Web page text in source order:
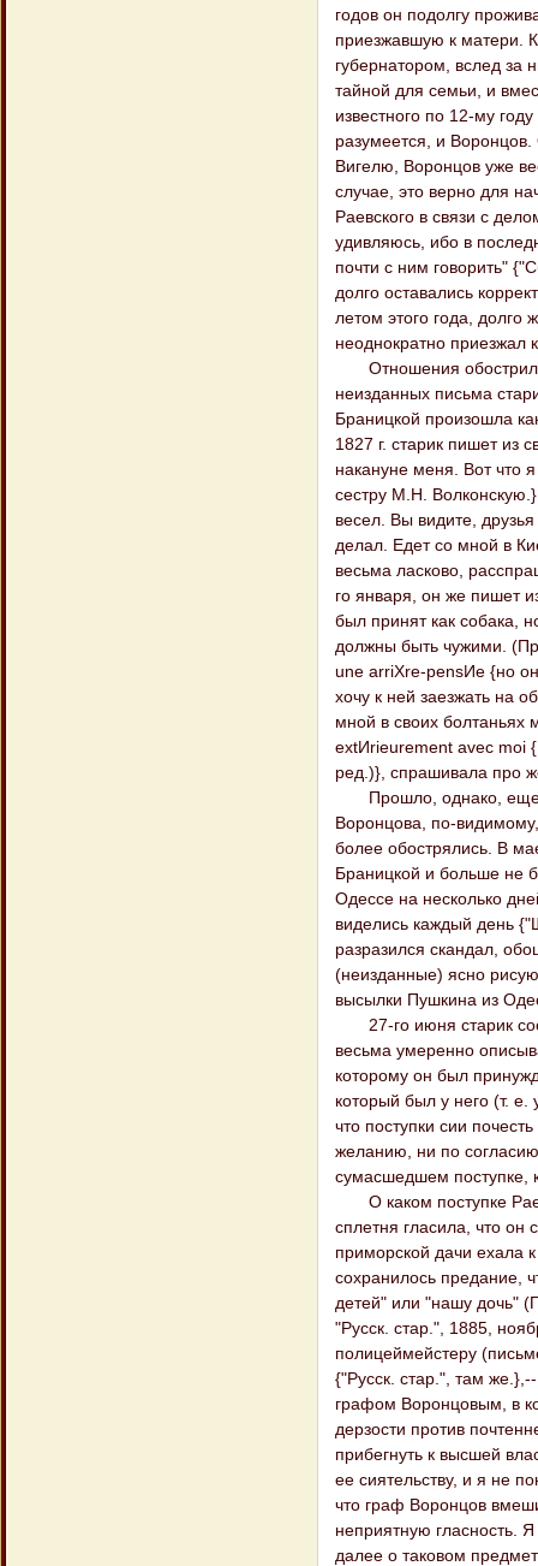
годов он подолгу
приезжавшую к матери.
губернатором, вслед за
тайной для семьи, и
известного по 12-му
разумеется, и
Вигелю, Воронцов уже
случае, это верно для
Раевского в связи с
удивляюсь, ибо в
почти с ним говорить"
долго оставались
летом этого года, долго
неоднократно приезжал
Отношения
неизданных письма
Браницкой произошла
1827 г. старик пишет из
накануне меня. Вот что
сестру М.Н.
весел. Вы видите,
делал. Едет со мной в
весьма ласково,
го января, он же пишет
был принят как собака,
должны быть чужими.
une arriХre-pensИe {но
хочу к ней заезжать на
мной в своих
extИrieurement avec moi
ред.)}, спрашивала про
Прошло, однако, еще
Воронцова, по-
более обострялись. В
Браницкой и больше не
Одессе на несколько
виделись каждый день
разразился скандал,
(неизданные) ясно
высылки Пушкина из
27-го июня старик
весьма умеренно
которому он был
который был у него (т.
что поступки сии
желанию, ни по
сумасшедшем поступке,
О каком поступке
сплетня гласила, что он
приморской дачи ехала
сохранилось предание,
детей" или "нашу дочь"
"Русск. стар.", 1885,
полицеймейстеру
{"Русск. стар.", там
графом Воронцовым, в
дерзости против
прибегнуть к высшей
ее сиятельству, и я не
что граф Воронцов
неприятную гласность.
далее о таковом